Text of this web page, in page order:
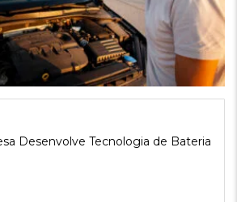
Desenvolve Tecnologia de Bateria